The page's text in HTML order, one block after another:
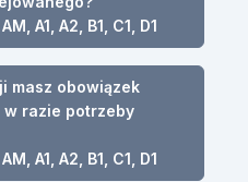
A1, A2, B1, C1, D1
masz obowiązek
w razie potrzeby
A1, A2, B1, C1, D1